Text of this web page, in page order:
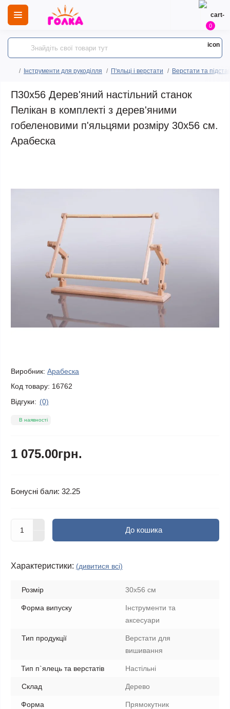
0
Інструменти для рукоділля П'яльці і верстати Верстати та
П30х56 Дерев'яний настільний станок
Пелікан в комплекті з дерев'яними
гобеленовими п'яльцями розміру 30х56 см.
Арабеска
Виробник: Арабеска
Код товару: 16762
Відгуки: (0)
В наявності
1 075.00грн.
Бонусні бали: 32.25
До кошика
Характеристики: (дивитися всі)
Розмір 30х56 см
Форма випуску
Інструменти та
аксесуари
Тип продукції
Верстати для
вишивання
Тип п`ялець та верстатів Настільні
Склад Дерево
Форма Прямокутник